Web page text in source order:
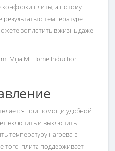
плиты, а потому
о температуре
воплотить в жизнь даже
при помощи удобной
включить и выключить
температуру нагрева в
того, плита поддерживает